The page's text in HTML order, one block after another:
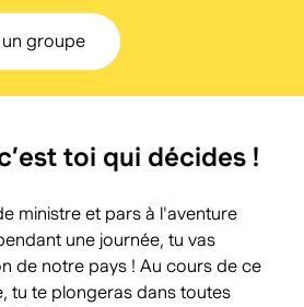
groupe
toi qui décides !
ministre et pars à l'aventure
une journée, tu vas
de notre pays ! Au cours de ce
tu te plongeras dans toutes